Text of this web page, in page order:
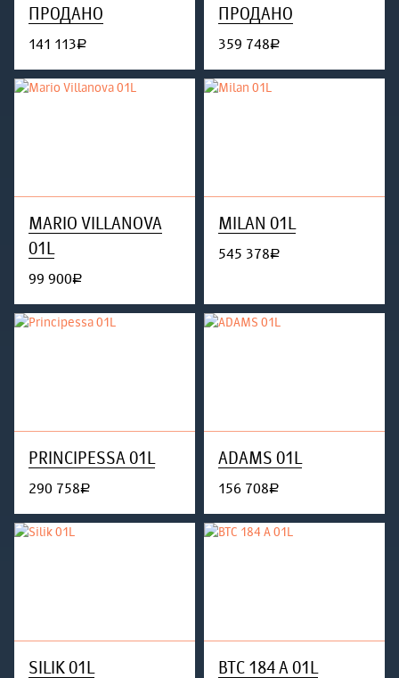
ПРОДАНО
141 113руб.
ПРОДАНО
359 748руб.
MARIO VILLANOVA
01L
99 900руб.
MILAN 01L
545 378руб.
PRINCIPESSA 01L
290 758руб.
ADAMS 01L
156 708руб.
SILIK 01L BTC 184 A 01L